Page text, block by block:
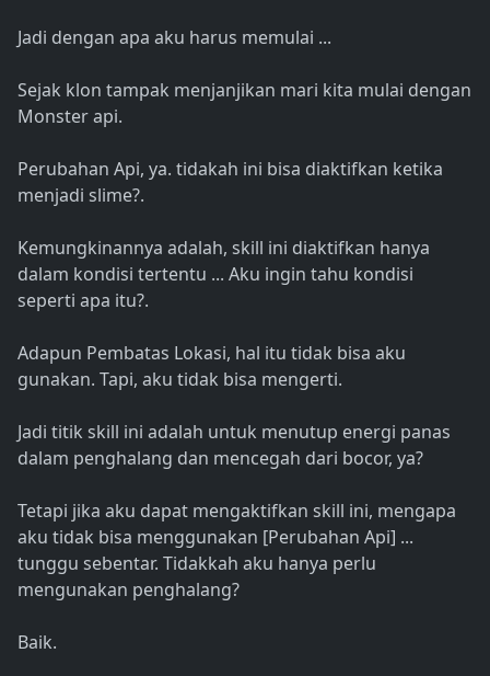
Jadi dengan apa aku harus memulai ...
Sejak klon tampak menjanjikan mari kita mulai dengan
Monster api.
Perubahan Api, ya. tidakah ini bisa diaktifkan ketika
menjadi slime?.
Kemungkinannya adalah, skill ini diaktifkan hanya
dalam kondisi tertentu ... Aku ingin tahu kondisi
seperti apa itu?.
Adapun Pembatas Lokasi, hal itu tidak bisa aku
gunakan. Tapi, aku tidak bisa mengerti.
Jadi titik skill ini adalah untuk menutup energi panas
dalam penghalang dan mencegah dari bocor, ya?
Tetapi jika aku dapat mengaktifkan skill ini, mengapa
aku tidak bisa menggunakan [Perubahan Api] ...
tunggu sebentar. Tidakkah aku hanya perlu
mengunakan penghalang?
Baik.